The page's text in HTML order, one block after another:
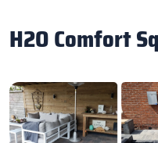
H2O Comfort